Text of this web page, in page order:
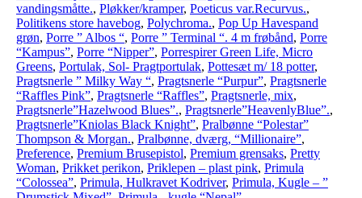
vandingsmåtte., Pløkker/kramper, Poeticus var.Recurvus.,
Politikens store havebog, Polychroma., Pop Up Havespand
grøn, Porre ” Albos “, Porre ” Terminal “. 4 m frøbånd, Porre
“Kampus”, Porre “Nipper”, Porrespirer Green Life, Micro
Greens, Portulak, Sol- Pragtportulak, Pottesæt m/ 18 potter,
Pragtsnerle ” Milky Way “, Pragtsnerle “Purpur”, Pragtsnerle
“Raffles Pink”, Pragtsnerle “Raffles”, Pragtsnerle, mix,
Pragtsnerle”Hazelwood Blues”., Pragtsnerle”HeavenlyBlue”.,
Pragtsnerle”Kniolas Black Knight”, Pralbønne “Polestar”
Thompson & Morgan., Pralbønne, dværg, “Millionaire”,
Preference, Premium Brusepistol, Premium grensaks, Pretty
Woman, Prikket perikon, Priklepen – plast pink, Primula
“Colossea”, Primula, Hulkravet Kodriver, Primula, Kugle – ”